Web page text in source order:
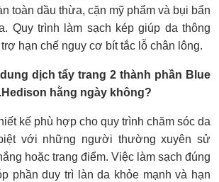
toàn dầu thừa, cặn mỹ phẩm và bụi bẩn
Quy trình làm sạch kép giúp da thông
hạn chế nguy cơ bít tắc lỗ chân lông.
dịch tẩy trang 2 thành phần Blue
hằng ngày không?
kế phù hợp cho quy trình chăm sóc da
với những người thường xuyên sử
hoặc trang điểm. Việc làm sạch đúng
phần duy trì làn da khỏe mạnh và hạn